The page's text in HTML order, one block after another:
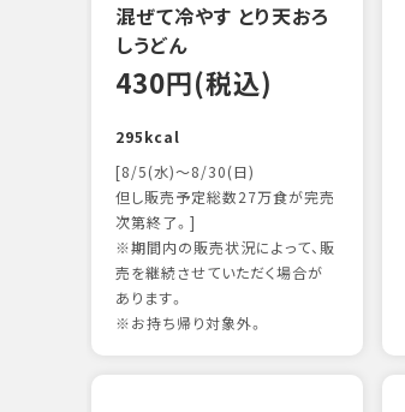
混ぜて冷やす とり天おろ
しうどん
430円(税込)
295kcal
[8/5(水)～8/30(日)
但し販売予定総数27万食が完売
次第終了。]
※期間内の販売状況によって、販
売を継続させていただく場合が
あります。
※お持ち帰り対象外。